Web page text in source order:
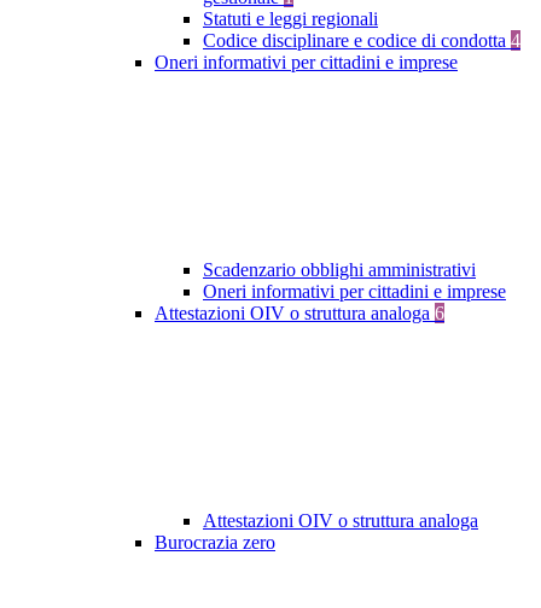
Statuti e leggi regionali
Codice disciplinare e codice di condotta 4
Oneri informativi per cittadini e imprese
Scadenzario obblighi amministrativi
Oneri informativi per cittadini e imprese
Attestazioni OIV o struttura analoga 6
Attestazioni OIV o struttura analoga
Burocrazia zero